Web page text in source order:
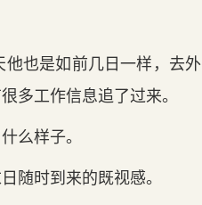
也是如前几日一样，去外
多工作信息追了过来。
么样子。
随时到来的既视感。